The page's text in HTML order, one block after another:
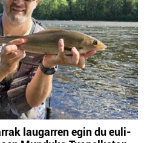
laugarren egin du euli-